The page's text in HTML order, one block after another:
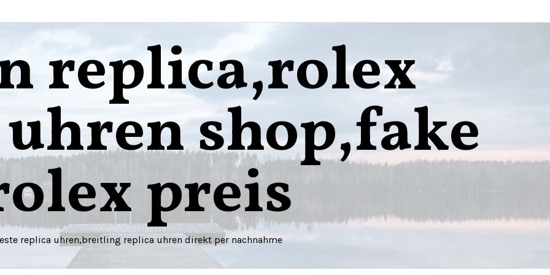
replica,rolex
shop,fake
preis
replica uhren,breitling replica uhren direkt per nachnahme